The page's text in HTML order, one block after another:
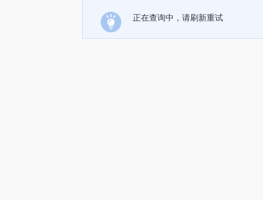
正在查询中，请刷新重试